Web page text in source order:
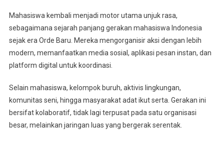
Mahasiswa kembali menjadi motor utama unjuk rasa,
sebagaimana sejarah panjang gerakan mahasiswa Indonesia
sejak era Orde Baru. Mereka mengorganisir aksi dengan lebih
modern, memanfaatkan media sosial, aplikasi pesan instan, dan
platform digital untuk koordinasi.
Selain mahasiswa, kelompok buruh, aktivis lingkungan,
komunitas seni, hingga masyarakat adat ikut serta. Gerakan ini
bersifat kolaboratif, tidak lagi terpusat pada satu organisasi
besar, melainkan jaringan luas yang bergerak serentak.